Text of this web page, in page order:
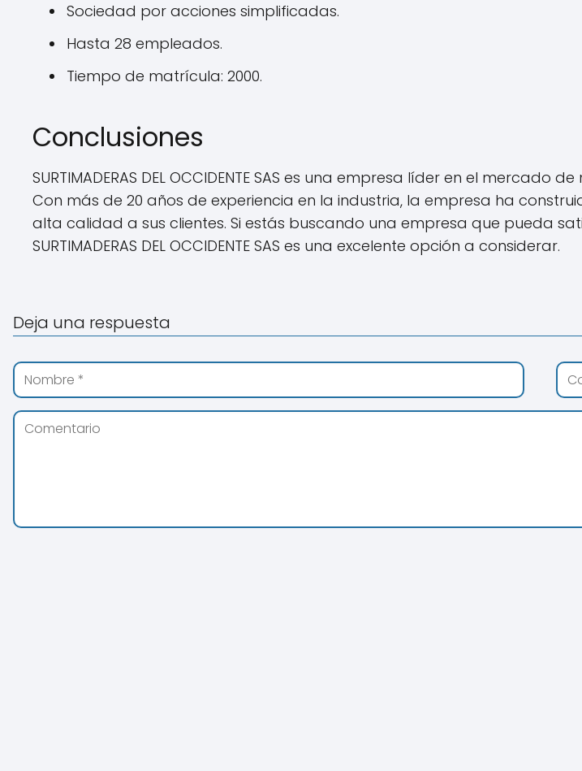
Sociedad por acciones simplificadas.
Hasta 28 empleados.
Tiempo de matrícula: 2000.
Conclusiones
SURTIMADERAS DEL OCCIDENTE SAS es una empresa líder en el
Con más de 20 años de experiencia en la industria, la empresa ha
alta calidad a sus clientes. Si estás buscando una empresa que pueda
SURTIMADERAS DEL OCCIDENTE SAS es una excelente opción a considerar.
Deja una respuesta